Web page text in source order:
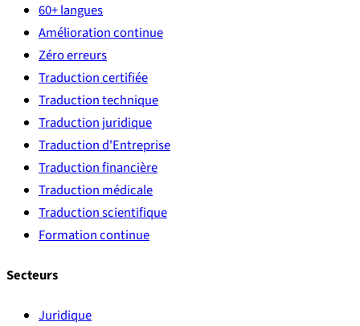
60+ langues
Amélioration continue
Zéro erreurs
Traduction certifiée
Traduction technique
Traduction juridique
Traduction d'Entreprise
Traduction financière
Traduction médicale
Traduction scientifique
Formation continue
Secteurs
Juridique